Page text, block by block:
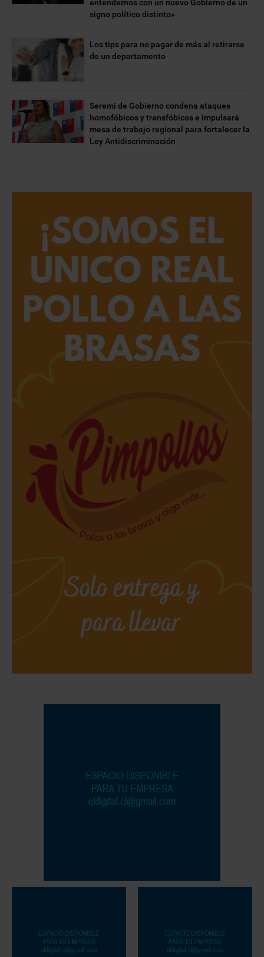
entendernos con un nuevo Gobierno de un
signo político distinto»
Los tips para no pagar de más al retirarse
de un departamento
Seremi de Gobierno condena ataques
homofóbicos y transfóbicos e impulsará
mesa de trabajo regional para fortalecer la
Ley Antidiscriminación